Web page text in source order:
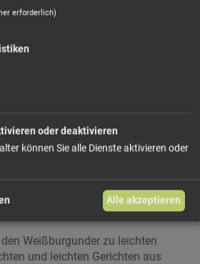
Tramin
Weißburgunder kommen aus den
der Gemeinden Auer, Neumarkt
befinden sich auf Hügellagen
Meereshöhe.
frisch-fruchtiger Weißwein mit
Geschmack. Er präsentiert sich in
Farbnuancen und hat in seinem
harmonisch ist das Gleichgewicht
Weißburgunder zu leichten
und leichten Gerichten aus
erforderlich)
oder deaktivieren
können Sie alle Dienste aktivieren oder
Alle akzeptieren